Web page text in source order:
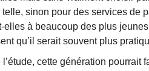
telle, sinon pour des services de
à beaucoup des plus
qu’il serait souvent plus
cette génération pourrait